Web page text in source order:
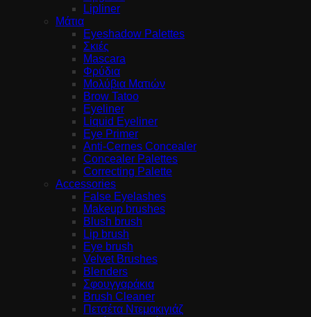
Lipliner
Μάτια
Eyeshadow Palettes
Σκιές
Mascara
Φρύδια
Μολύβια Ματιών
Brow Tatoo
Eyeliner
Liquid Eyeliner
Eye Primer
Anti-Cernes Concealer
Concealer Palettes
Correcting Palette
Accessories
False Eyelashes
Makeup brushes
Blush brush
Lip brush
Eye brush
Velvet Brushes
Blenders
Σφουγγαράκια
Brush Cleaner
Πετσέτα Ντεμακιγιάζ